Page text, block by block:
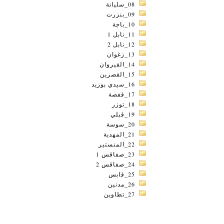
08_سليانة
09_بنزرت
10_باجة
11_نابل 1
12_نابل 2
13_زغوان
14_القيروان
15_القصرين
16_سيدي بوزيد
17_قفصة
18_توزر
19_قبلي
20_سوسة
21_المهدية
22_المنستير
23_صفاقس 1
24_صفاقس 2
25_قابس
26_مدنين
27_تطاوين